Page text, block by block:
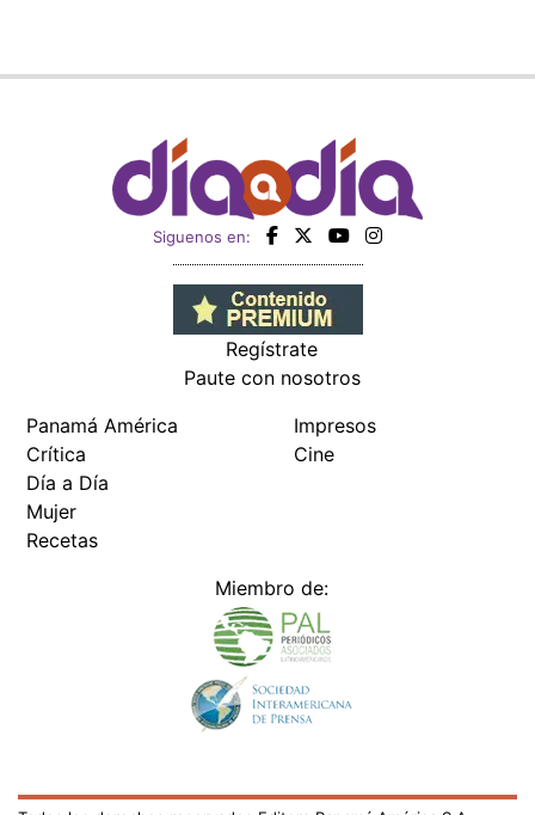
Siguenos en:
Regístrate
Paute con nosotros
Panamá América
Crítica
Día a Día
Mujer
Recetas
Impresos
Cine
Miembro de: